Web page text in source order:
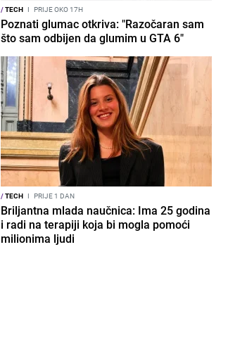
/TECH I PRIJE OKO 17H
Poznati glumac otkriva: "Razočaran sam
što sam odbijen da glumim u GTA 6"
/TECH I PRIJE 1 DAN
Briljantna mlada naučnica: Ima 25 godina
i radi na terapiji koja bi mogla pomoći
milionima ljudi